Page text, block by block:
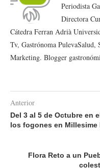
Periodista
Directora
Cátedra Ferran Adrià
Tv, Gastrónoma PulevaSalud,
Marketing. Blogger
Anterior
Del 3 al 5 de Octubre en
los fogones en Millesime
Flora Reto a un